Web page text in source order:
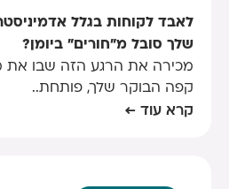
לאבד לקוחות בגלל
שלך סובל מ"חורים" ביומן?
מכירה את הרגע הזה שבו
קפה הבוקר שלך, פותחת..
קרא עוד ←